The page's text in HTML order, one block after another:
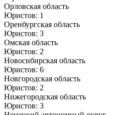
Орловская область
Юристов: 1
Оренбургская область
Юристов: 3
Омская область
Юристов: 2
Новосибирская область
Юристов: 6
Новгородская область
Юристов: 2
Нижегородская область
Юристов: 3